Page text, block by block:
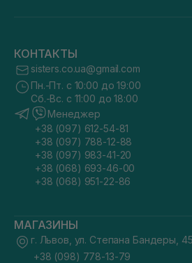
КОНТАКТЫ
sisters.co.ua@gmail.com
Пн.-Пт. с 10:00 до 19:00
Сб.-Вс. с 11:00 до 18:00
Менеджер
+38 (097) 612-54-81
+38 (097) 788-12-88
+38 (097) 983-41-20
+38 (068) 693-46-00
+38 (068) 951-22-86
МАГАЗИНЫ
г. Львов, ул. Степана Бандеры, 45
+38 (098) 778-13-79